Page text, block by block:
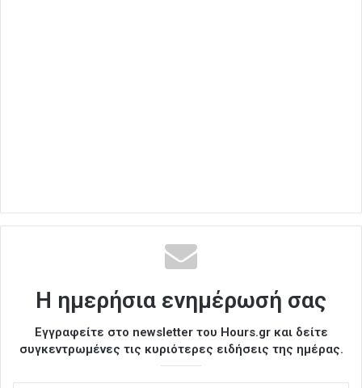
Η ημερήσια ενημέρωσή σας
Εγγραφείτε στο newsletter του Hours.gr και δείτε
συγκεντρωμένες τις κυριότερες ειδήσεις της ημέρας.